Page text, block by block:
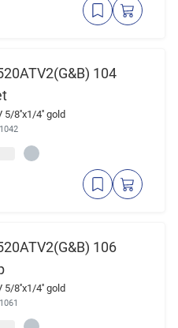
104
5/8''x1/4'' gold
106
5/8''x1/4'' gold